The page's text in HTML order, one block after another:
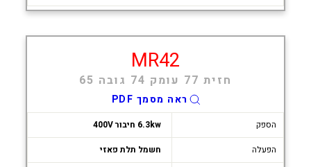
MR42
חזית 77 עומק 74 גובה 65
ראה מסמך PDF
הספק
6.3kw חיבור 400V
הפעלה
חשמל תלת פאזי